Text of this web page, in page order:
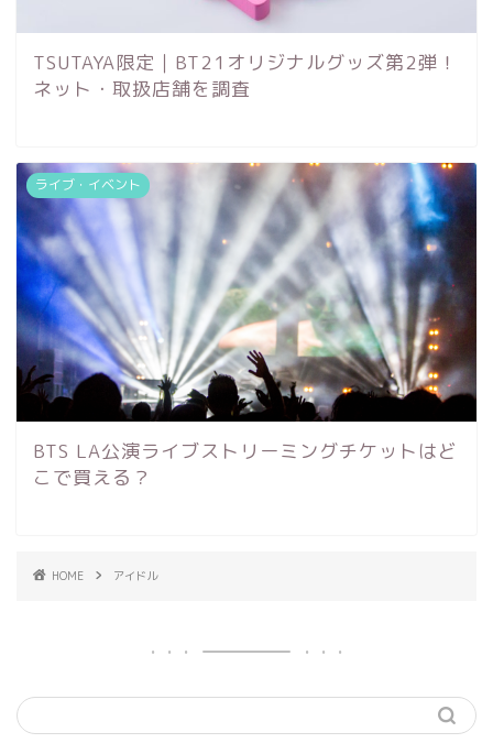
TSUTAYA限定｜BT21オリジナルグッズ第2弾！
ネット・取扱店舗を調査
ライブ・イベント
BTS LA公演ライブストリーミングチケットはど
こで買える？
HOME アイドル